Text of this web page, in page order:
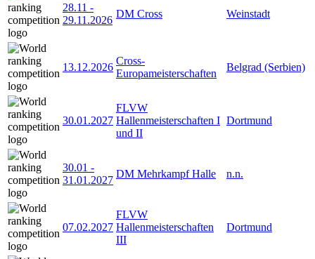
28.11 -
29.11.2026
DM Cross Weinstadt
13.12.2026
Cross-
Europameisterschaften
Belgrad (Serbien)
30.01.2027
FLVW
Hallenmeisterschaften I
und II
Dortmund
30.01 -
31.01.2027
DM Mehrkampf Halle n.n.
07.02.2027
FLVW
Hallenmeisterschaften
III
Dortmund